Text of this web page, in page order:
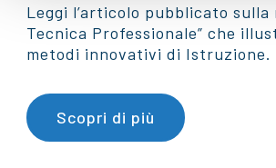
Leggi l’articolo pubblicato sulla
Tecnica Professionale” che
metodi innovativi di Istruzione.
Scopri di più